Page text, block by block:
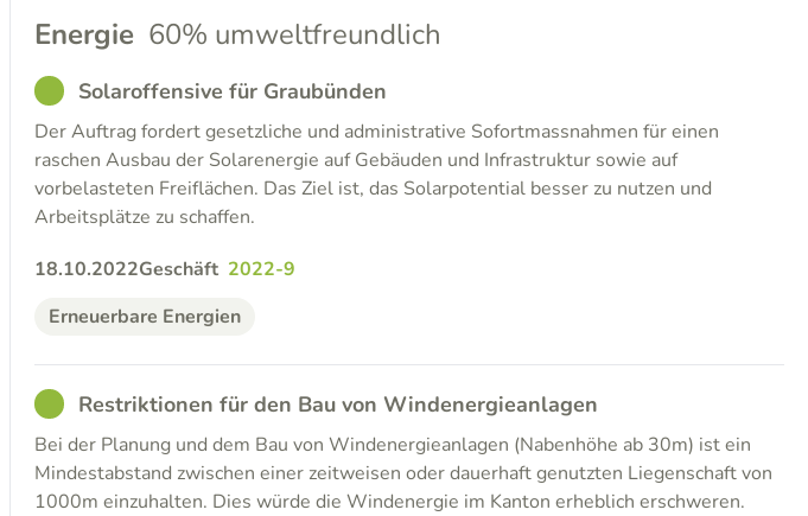
Energie 60% umweltfreundlich
GOODSolaroffensive für Graubünden
Der Auftrag fordert gesetzliche und administrative Sofortmassnahmen für einen
raschen Ausbau der Solarenergie auf Gebäuden und Infrastruktur sowie auf
vorbelasteten Freiflächen. Das Ziel ist, das Solarpotential besser zu nutzen und
Arbeitsplätze zu schaffen.
18.10.2022Geschäft 2022-9
Erneuerbare Energien
GOODRestriktionen für den Bau von Windenergieanlagen
Bei der Planung und dem Bau von Windenergieanlagen (Nabenhöhe ab 30m) ist ein
Mindestabstand zwischen einer zeitweisen oder dauerhaft genutzten Liegenschaft von
1000m einzuhalten. Dies würde die Windenergie im Kanton erheblich erschweren.